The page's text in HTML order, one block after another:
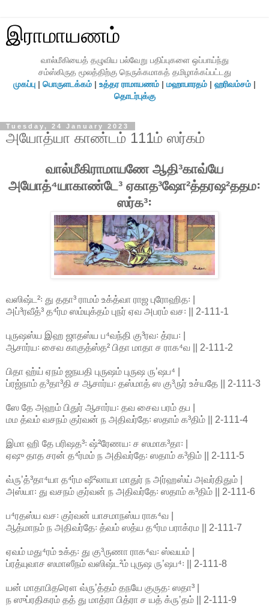
இராமாயணம்
வால்மீகியைத் தழுவிய பல்வேறு பதிப்புகளை ஒப்பாய்ந்து
சம்ஸ்கிருத மூலத்திற்கு நெருக்கமாகத் தமிழாக்கப்பட்டது
முகப்பு | பொருளடக்கம் | உத்தர ராமாயணம் | மஹாபாரதம் | ஹரிவம்சம் |
தொடர்புக்கு
Tuesday, 24 January 2023
அயோத்யா காண்டம் 111ம் ஸர்கம்
வால்மீகிராமாயணே ஆதி³காவ்யே
அயோத்⁴யாகாண்டே³ ஏகாத³ஷோ²த்தரஷ²ததம꞉
ஸர்க³꞉
வஸிஷ்ட²꞉ து ததா³ ராமம் உக்த்வா ராஜ புரோஹித꞉ |
அப்³ரவீத்³ த⁴ர்ம ஸம்யுக்தம் புநர் ஏவ அபரம் வச꞉ || 2-111-1
புருஷஸ்ய இஹ ஜாதஸ்ய ப⁴வந்தி கு³ரவ꞉ த்ரய꞉ |
ஆசார்ய꞉ சைவ காகுத்ஸ்த² பிதா மாதா ச ராக⁴வ || 2-111-2
பிதா ஹ்ய் ஏநம் ஜநயதி புருஷம் புருஷ ருʼஷப⁴ |
ப்ரஜ்நாம் த³தா³தி ச ஆசார்ய꞉ தஸ்மாத் ஸ கு³ருர் உச்யதே || 2-111-3
ஸே தே அஹம் பிதுர் ஆசார்ய꞉ தவ சைவ பரம் தப |
மம த்வம் வசநம் குர்வன் ந அதிவர்தே꞉ ஸதாம் க³திம் || 2-111-4
இமா ஹி தே பரிஷத³꞉ ஷ்²ரேணய꞉ ச ஸமாக³தா꞉ |
ஏஷு தாத சரன் த⁴ர்மம் ந அதிவர்தே꞉ ஸதாம் க³திம் || 2-111-5
வ்ருʼத்³தா⁴யா த⁴ர்ம ஷீ²லாயா மாதுர் ந அர்ஹஸ்ய் அவர்திதும் |
அஸ்யா꞉ து வசநம் குர்வன் ந அதிவர்தே꞉ ஸதாம் க³திம் || 2-111-6
ப⁴ரதஸ்ய வச꞉ குர்வன் யாசமாநஸ்ய ராக⁴வ |
ஆத்மாநம் ந அதிவர்தே꞉ த்வம் ஸத்ய த⁴ர்ம பராக்ரம || 2-111-7
ஏவம் மது⁴ரம் உக்த꞉ து கு³ருணா ராக⁴வ꞉ ஸ்வயம் |
ப்ரத்யுவாச ஸமாஸீநம் வஸிஷ்ட²ம் புருஷ ருʼஷப⁴꞉ || 2-111-8
யன் மாதாபிதரௌ வ்ருʼத்தம் தநயே குருத꞉ ஸதா³ |
ந ஸுப்ரதிகரம் தத் து மாத்ரா பித்ரா ச யத் க்ருʼதம் || 2-111-9